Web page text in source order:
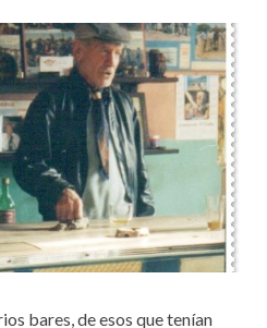
bares, de esos que tenían